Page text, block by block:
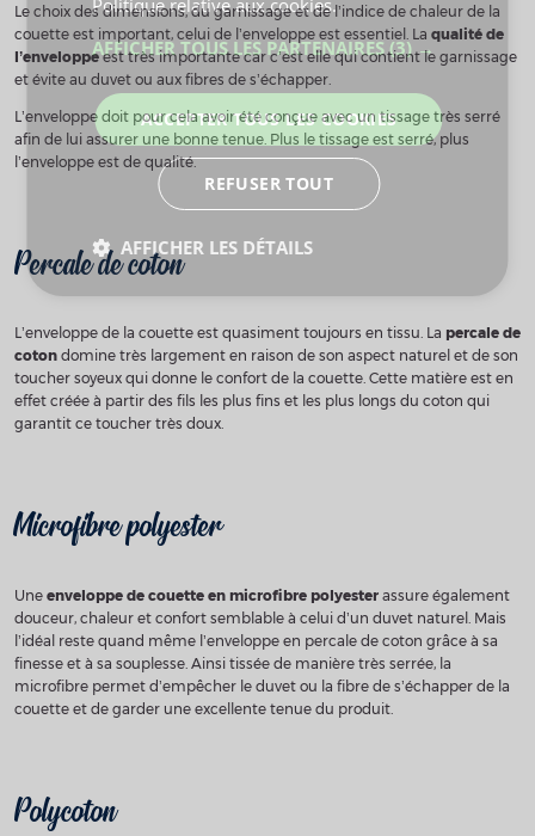
Le choix des dimensions, du garnissage et de l’indice de chaleur de la
couette est important, celui de l’enveloppe est essentiel. La qualité de
l’enveloppeest très importante car c’est elle qui contient le garnissage
et évite au duvet ou aux fibres de s’échapper.
L’enveloppe doit pour cela avoir été conçue avec un tissage très serré
afin de lui assurer une bonne tenue. Plus le tissage est serré, plus
l’enveloppe est de qualité.
Percale de coton
L’enveloppe de la couette est quasiment toujours en tissu. La percale de
coton domine très largement en raison de son aspect naturel et de son
toucher soyeux qui donne le confort de la couette. Cette matière est en
effet créée à partir des fils les plus fins et les plus longs du coton qui
garantit ce toucher très doux.
Microfibre polyester
Une enveloppe de couette en microfibre polyester assure également
douceur, chaleur et confort semblable à celui d’un duvet naturel. Mais
l’idéal reste quand même l’enveloppe en percale de coton grâce à sa
finesse et à sa souplesse. Ainsi tissée de manière très serrée, la
microfibre permet d’empêcher le duvet ou la fibre de s’échapper de la
couette et de garder une excellente tenue du produit.
Polycoton